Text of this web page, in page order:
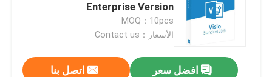
Enterprise Version
MOQ：10pcs
الأسعار：Contact us
افضل سعر اتصل بنا